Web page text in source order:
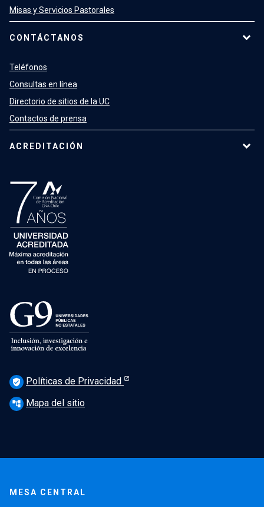
Misas y Servicios Pastorales
CONTÁCTANOS
Teléfonos
Consultas en línea
Directorio de sitios de la UC
Contactos de prensa
ACREDITACIÓN
verified_user Políticas de Privacidad
account_tree Mapa del sitio
MESA CENTRAL